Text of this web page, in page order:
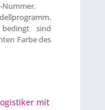
Nummer.
sind
Farbe des
mit